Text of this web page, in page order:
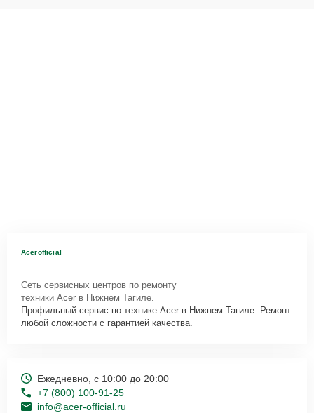
Acerofficial
Сеть сервисных центров по ремонту
техники Acer в Нижнем Тагиле.
Профильный сервис по технике Acer в Нижнем Тагиле. Ремонт
любой сложности с гарантией качества.
Ежедневно, с 10:00 до 20:00
+7 (800) 100-91-25
info@acer-official.ru